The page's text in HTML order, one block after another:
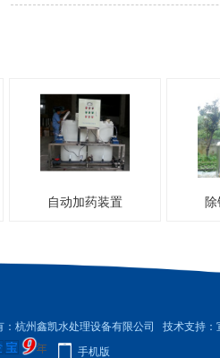
自动加药装置 除
：杭州鑫凯水处理设备有限公司 技术支持：
手机版